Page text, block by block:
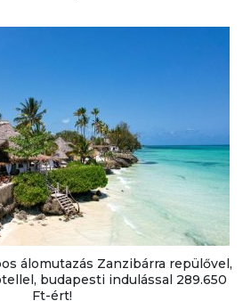
álomutazás Zanzibárra repülővel,
budapesti indulással 289.650
Ft-ért!